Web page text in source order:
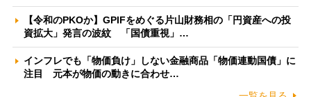
【令和のPKOか】GPIFをめぐる片山財務相の「円資産への投
資拡大」発言の波紋 「国債重視」…
インフレでも「物価負け」しない金融商品「物価連動国債」に
注目 元本が物価の動きに合わせ…